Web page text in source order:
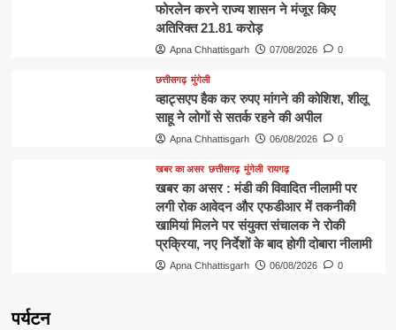
फोरलेन करने राज्य शासन ने मंजूर किए
अतिरिक्त 21.81 करोड़
Apna Chhattisgarh 07/08/2026 0
छत्तीसगढ़ मुंगेली
व्हाट्सएप हैक कर रुपए मांगने की कोशिश, शीलू
साहू ने लोगों से सतर्क रहने की अपील
Apna Chhattisgarh 06/08/2026 0
खबर का असर छत्तीसगढ़ मुंगेली रायगढ़
खबर का असर : मंडी की विवादित नीलामी पर
लगी रोक आवेदन और एफडीआर में तकनीकी
खामियां मिलने पर संयुक्त संचालक ने रोकी
प्रक्रिया, नए निर्देशों के बाद होगी दोबारा नीलामी
Apna Chhattisgarh 06/08/2026 0
पर्यटन